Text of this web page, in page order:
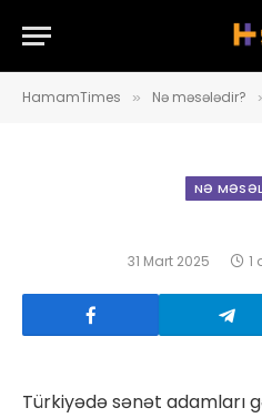
HamamTimes » Nə məsələdir?
NƏ
31 Mart 2025 1
Türkiyədə sənət adamları